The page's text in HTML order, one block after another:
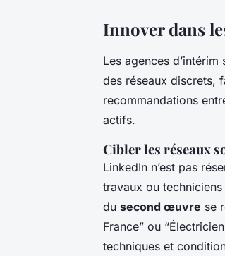
Innover dans
Les agences
des réseaux discrets,
recommandations
actifs.
Cibler les réseaux
LinkedIn n’est pas
travaux ou
du second œuvre se
France” ou
techniques et